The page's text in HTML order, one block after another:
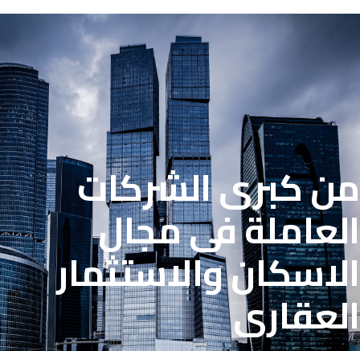
من كبرى الشركات
العاملة فى مجال
الاسكان والاستثمار
العقارى